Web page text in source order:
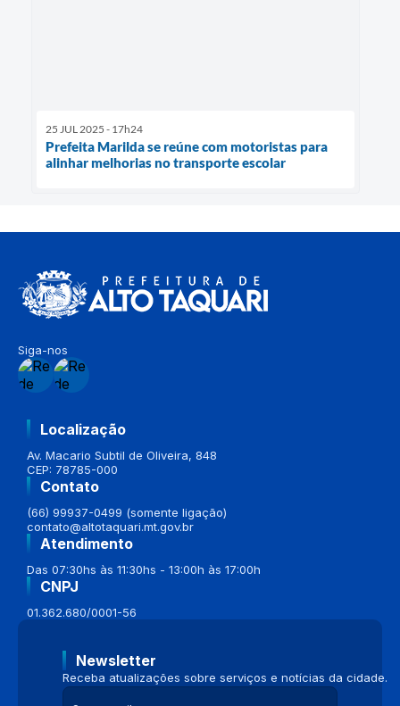
25 JUL 2025 - 17h24
Prefeita Marilda se reúne com motoristas para
alinhar melhorias no transporte escolar
Siga-nos
Localização
Av. Macario Subtil de Oliveira, 848
CEP: 78785-000
Contato
(66) 99937-0499 (somente ligação)
contato@altotaquari.mt.gov.br
Atendimento
Das 07:30hs às 11:30hs - 13:00h às 17:00h
CNPJ
01.362.680/0001-56
Newsletter
Receba atualizações sobre serviços e notícias da cidade.